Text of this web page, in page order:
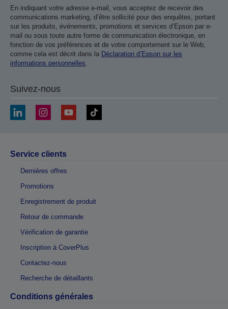
En indiquant votre adresse e-mail, vous acceptez de recevoir des
communications marketing, d’être sollicité pour des enquêtes, portant
sur les produits, événements, promotions et services d’Epson par e-
mail ou sous toute autre forme de communication électronique, en
fonction de vos préférences et de votre comportement sur le Web,
comme cela est décrit dans la Déclaration d’Epson sur les
informations personnelles.
Suivez-nous
Service clients
Dernières offres
Promotions
Enregistrement de produit
Retour de commande
Vérification de garantie
Inscription à CoverPlus
Contactez-nous
Recherche de détaillants
Conditions générales